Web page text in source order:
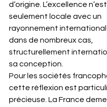
d’origine. L’excellence
seulement locale avec un
rayonnement international
dans de nombreux cas,
structurellement
sa conception.
Pour les sociétés
cette réflexion est
précieuse. La France